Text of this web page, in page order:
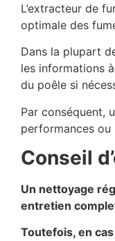
L’extracteur de
optimale des
Dans la plupart
les informations
du poêle si
Par conséquent,
performances ou
Conseil
Un nettoyage
entretien
Toutefois, en